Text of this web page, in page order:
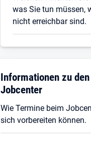
was Sie tun müssen,
nicht erreichbar sind.
Informationen zu
Jobcenter
Wie Termine beim
sich vorbereiten können.